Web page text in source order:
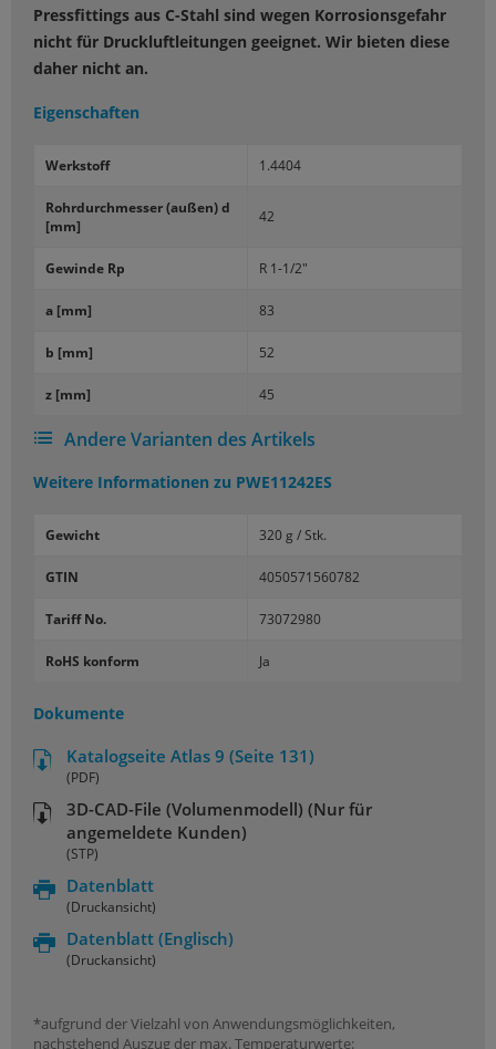
Pressfittings aus C-Stahl sind wegen Korrosionsgefahr
nicht für Druckluftleitungen geeignet. Wir bieten diese
daher nicht an.
Eigenschaften
Werk­stoff 1.4404
Rohr­durch­mes­ser (außen) d
[mm]
42
Ge­win­de Rp R 1-1/2"
a [mm] 83
b [mm] 52
z [mm] 45
Andere Varianten des Artikels
Weitere Informationen zu PWE11242ES
Gewicht 320 g / Stk.
GTIN 4050571560782
Tariff No. 73072980
RoHS konform Ja
Dokumente
Katalogseite Atlas 9 (Seite 131)
(PDF)
3D-CAD-File (Volumenmodell) (Nur für
angemeldete Kunden)
(STP)
Datenblatt
(Druckansicht)
Datenblatt (Englisch)
(Druckansicht)
*aufgrund der Vielzahl von Anwendungsmöglichkeiten,
nachstehend Auszug der max. Temperaturwerte: